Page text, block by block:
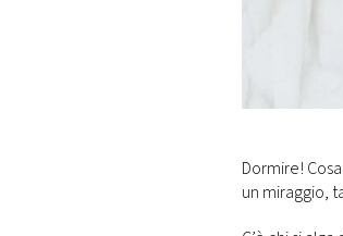
Dormire!
un miraggio,